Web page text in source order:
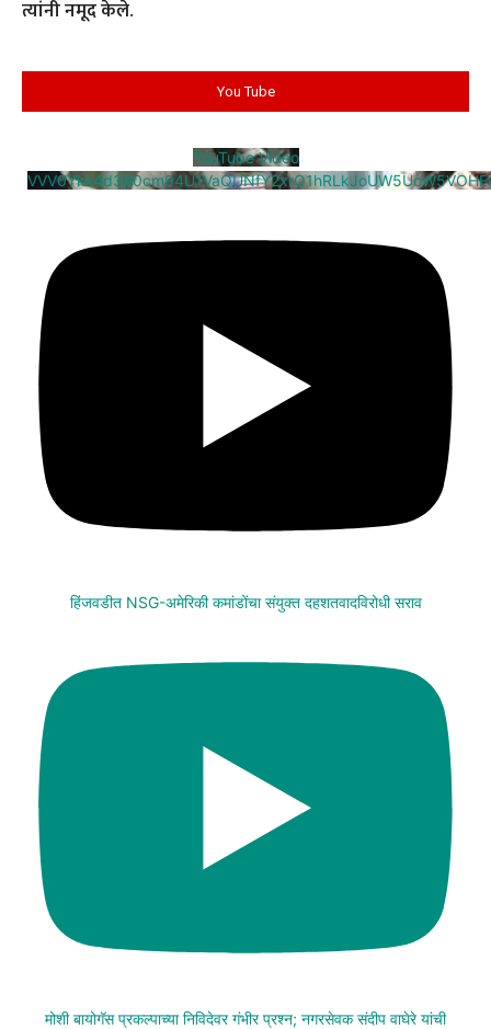
त्यांनी नमूद केले.
You Tube
YouTube Video
हिंजवडीत NSG-अमेरिकी कमांडोंचा संयुक्त दहशतवादविरोधी सराव
मोशी बायोगॅस प्रकल्पाच्या निविदेवर गंभीर प्रश्न; नगरसेवक संदीप वाघेरे यांची